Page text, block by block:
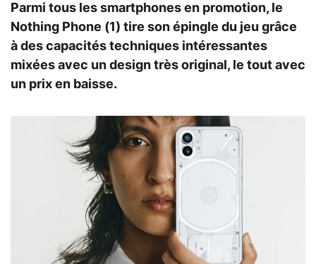
Parmi tous les smartphones en promotion, le
Nothing Phone (1) tire son épingle du jeu grâce
à des capacités techniques intéressantes
mixées avec un design très original, le tout avec
un prix en baisse.